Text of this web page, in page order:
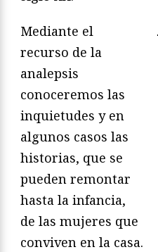
Mediante el
recurso de la
analepsis
conoceremos las
inquietudes y en
algunos casos las
historias, que se
pueden remontar
hasta la infancia,
de las mujeres que
conviven en la casa.